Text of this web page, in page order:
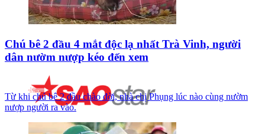
Chú bê 2 đầu 4 mắt độc lạ nhất Trà Vinh, người
dân nườm nượp kéo đến xem
Từ khi chú bê 2 đầu chào đời, nhà chị Phụng lúc nào cùng nườm
nượp người ra vào.